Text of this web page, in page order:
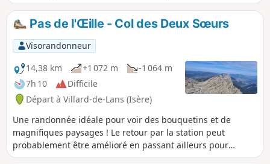
la Combe Charbonnière, atteindrez le
Pas de l'Œille pour dominer à 1960 m
Prélenfrey et le Lac de Notre-Dame de
Commiers du côté de la vallée de
Grenoble. Le retour passe par Grande
Combe, vision très minérale, et
emprunte les pistes pour redescendre à
1350 m. Vous rentrez aux Clots par
l'Aversin. Un régal pour les yeux, parfois
avec les chamois !
Pas de l'Œille - Col des Deux Sœurs
Visorandonneur
14,38 km
+1 072 m
-1 064 m
7h 10
Difficile
Départ à Villard-de-Lans (Isère)
Une randonnée idéale pour voir des bouquetins et de
magnifiques paysages ! Le retour par la station peut
probablement être amélioré en passant ailleurs pour
rendre cette randonnée totalement parfaite !